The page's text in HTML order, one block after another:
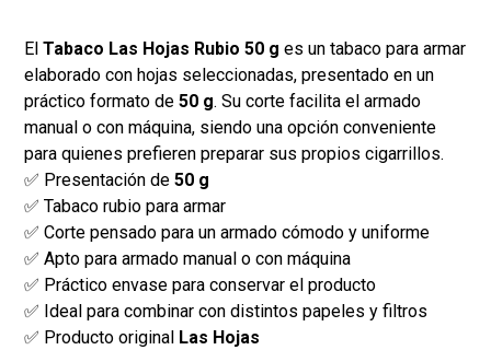
ElTabaco Las Hojas Rubio 50 g es un tabaco para armar
elaborado con hojas seleccionadas, presentado en un
práctico formato de50 g. Su corte facilita el armado
manual o con máquina, siendo una opción conveniente
para quienes prefieren preparar sus propios cigarrillos.
✅ Presentación de50 g
✅ Tabaco rubio para armar
✅ Corte pensado para un armado cómodo y uniforme
✅ Apto para armado manual o con máquina
✅ Práctico envase para conservar el producto
✅ Ideal para combinar con distintos papeles y filtros
✅ Producto original Las Hojas